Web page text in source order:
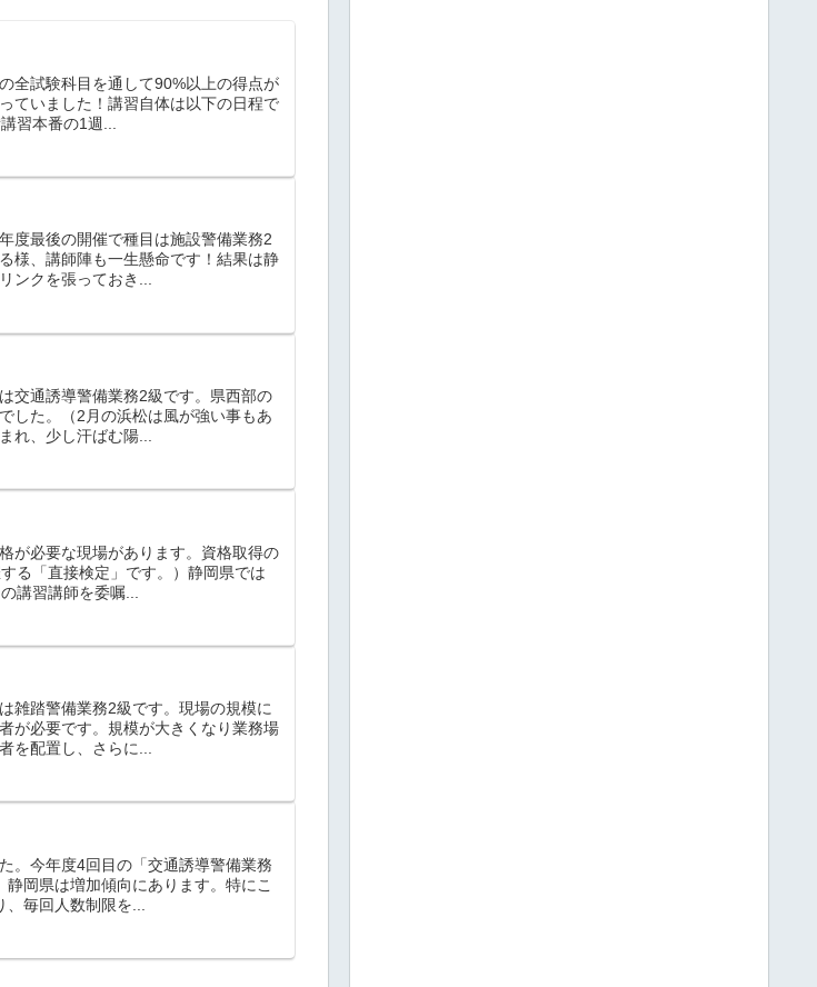
全試験科目を通して90%以上の得点が
ていました！講習自体は以下の日程で
習本番の1週...
度最後の開催で種目は施設警備業務2
様、講師陣も一生懸命です！結果は静
ンクを張っておき...
交通誘導警備業務2級です。県西部の
した。（2月の浜松は風が強い事もあ
れ、少し汗ばむ陽...
が必要な現場があります。資格取得の
る「直接検定」です。）静岡県では
講習講師を委嘱...
雑踏警備業務2級です。現場の規模に
が必要です。規模が大きくなり業務場
を配置し、さらに...
。今年度4回目の「交通誘導警備業務
岡県は増加傾向にあります。特にこ
毎回人数制限を...